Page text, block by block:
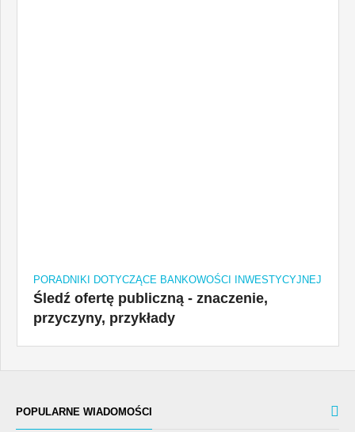
PORADNIKI DOTYCZĄCE BANKOWOŚCI INWESTYCYJNEJ
Śledź ofertę publiczną - znaczenie,
przyczyny, przykłady
POPULARNE WIADOMOŚCI